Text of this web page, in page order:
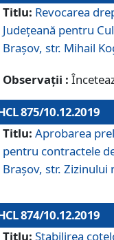
Titlu: Revocarea
Judeţeană pentru
Braşov, str. Mihail
Observații :
875/10.12.2019
Titlu: Aprobarea
pentru contractele
Braşov, str. Zizinului
874/10.12.2019
Titlu: Stabilirea